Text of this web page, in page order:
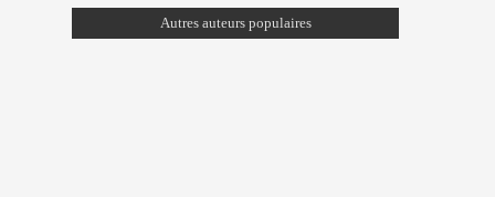
Autres auteurs populaires